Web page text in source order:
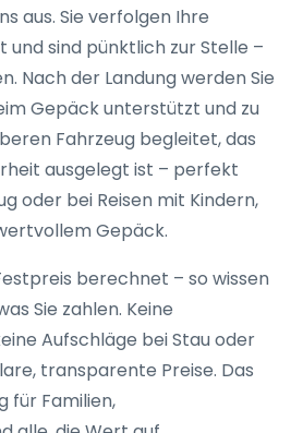
aus. Sie verfolgen Ihre
und sind pünktlich zur Stelle –
Nach der Landung werden Sie
Gepäck unterstützt und zu
Fahrzeug begleitet, das
ausgelegt ist – perfekt
oder bei Reisen mit Kindern,
Gepäck.
berechnet – so wissen
Sie zahlen. Keine
Aufschläge bei Stau oder
transparente Preise. Das
für Familien,